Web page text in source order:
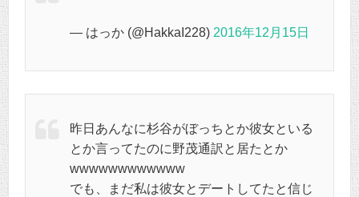
— はっか (@HakkaI228) 2016年12月15日
昨日あんなに杉谷がぼっちとか彼女といる
とか言ってたのに野茂通訳と居たとか
wwwwwwwwwwww
でも、まだ私は彼女とデートしてたと信じ